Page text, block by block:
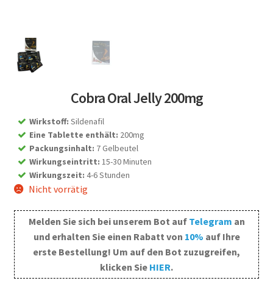
Cobra Oral Jelly 200mg
Wirkstoff: Sildenafil
Eine Tablette enthält: 200mg
Packungsinhalt: 7 Gelbeutel
Wirkungseintritt: 15-30 Minuten
Wirkungszeit: 4-6 Stunden
Nicht vorrätig
Melden Sie sich bei unserem Bot auf Telegram an
und erhalten Sie einen Rabatt von 10% auf Ihre
erste Bestellung! Um auf den Bot zuzugreifen,
klicken Sie HIER.